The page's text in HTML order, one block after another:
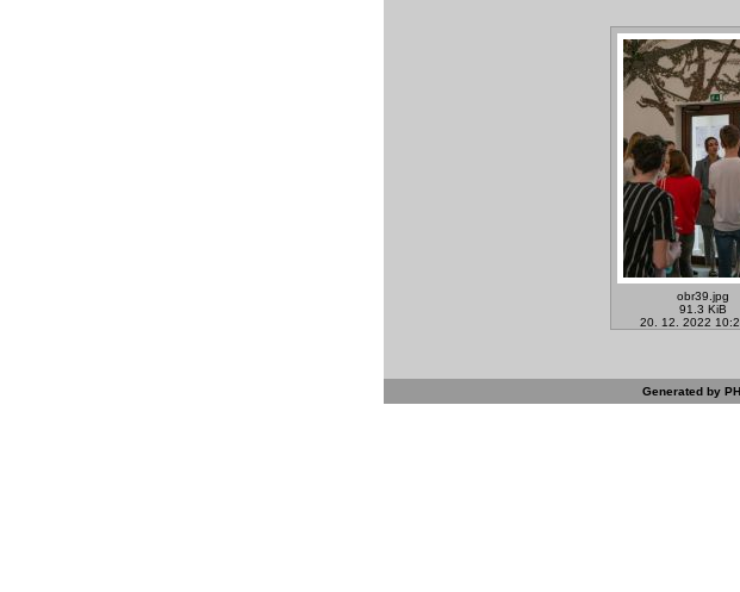
obr39.jpg
91.3 KiB
20. 12. 2022
Generated by